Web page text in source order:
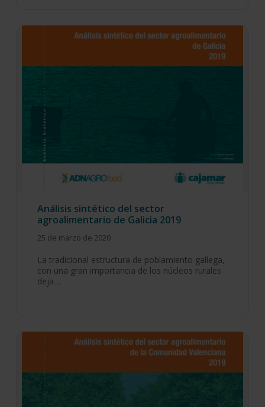
Análisis sintético del sector
agroalimentario de Galicia 2019
25 de marzo de 2020
La tradicional estructura de poblamiento gallega,
con una gran importancia de los núcleos rurales
deja…